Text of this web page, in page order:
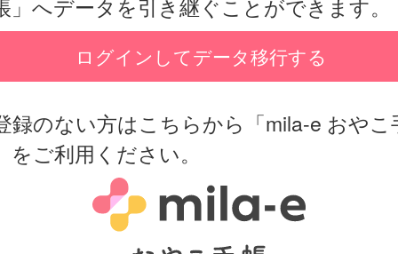
」へデータを引き継ぐことができます。
ログインしてデータ移行する
録のない方はこちらから「mila-e おやこ
をご利用ください。